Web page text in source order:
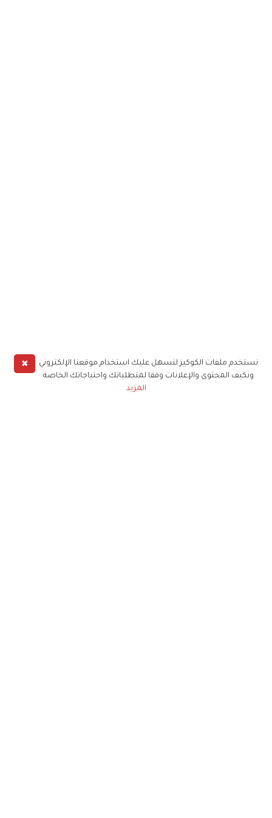
✖
نستخدم ملفات الكوكيز لنسهل عليك استخدام موقعنا الإلكتروني
ونكيف المحتوى والإعلانات وفقا لمتطلباتك واحتياجاتك الخاصة
المزيد